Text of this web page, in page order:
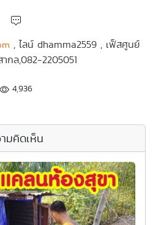
, ไลน์ dhamma2559 , เฟ็สศูนย์
กล,082-2205051
4,936
มคิดเห็น